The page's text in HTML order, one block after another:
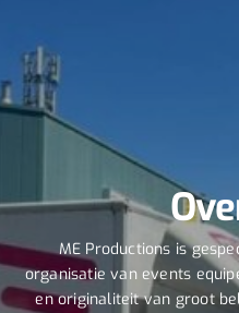
ME Productions is
organisatie van events
en originaliteit van groot